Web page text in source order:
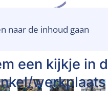
naar de inhoud gaan
een kijkje in
werkplaats